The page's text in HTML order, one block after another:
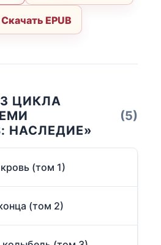
Скачать EPUB
ЦИКЛА
НАСЛЕДИЕ»
(5)
(том 1)
(том 2)